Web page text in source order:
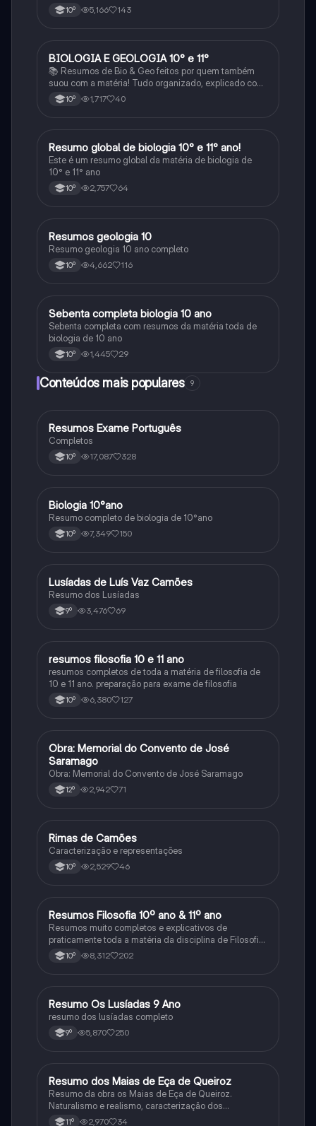
10º 5,166 143
Biologia
BIOLOGIA E GEOLOGIA 10° e 11°
📚 Resumos de Bio & Geo feitos por quem também
suou com a matéria! Tudo organizado, explicado com
clareza e cheio de esquemas que ajudam mesmo a
perceber. Para estudar sem stress e com mais
10º 1,717 40
Biologia
Resumo global de biologia 10° e 11° ano!
Este é um resumo global da matéria de biologia de
10° e 11° ano
10º 2,757 64
Biologia
Resumos geologia 10
Resumo geologia 10 ano completo
10º 4,662 116
Biologia
Sebenta completa biologia 10 ano
Sebenta completa com resumos da matéria toda de
biologia de 10 ano
10º 1,445 29
Conteúdos mais populares 9
Português
Resumos Exame Português
Completos
10º 17,087 328
Biologia
Biologia 10°ano
Resumo completo de biologia de 10°ano
10º 7,349 150
Português
Lusíadas de Luís Vaz Camões
Resumo dos Lusíadas
9º 3,476 69
Filosofia
resumos filosofia 10 e 11 ano
resumos completos de toda a matéria de filosofia de
10 e 11 ano. preparação para exame de filosofia
10º 6,380 127
Português
Obra: Memorial do Convento de José
Saramago
Obra: Memorial do Convento de José Saramago
12º 2,942 71
Português
Rimas de Camões
Caracterização e representações
10º 2,529 46
Filosofia
Resumos Filosofia 10º ano & 11º ano
Resumos muito completos e explicativos de
praticamente toda a matéria da disciplina de Filosofia
10º 8,312 202
Português
Resumo Os Lusíadas 9 Ano
resumo dos lusíadas completo
9º 5,870 250
Português
Resumo dos Maias de Eça de Queiroz
Resumo da obra os Maias de Eça de Queiroz.
Naturalismo e realismo, caracterização dos
personagens e contexto histórico.
11º 2,970 34